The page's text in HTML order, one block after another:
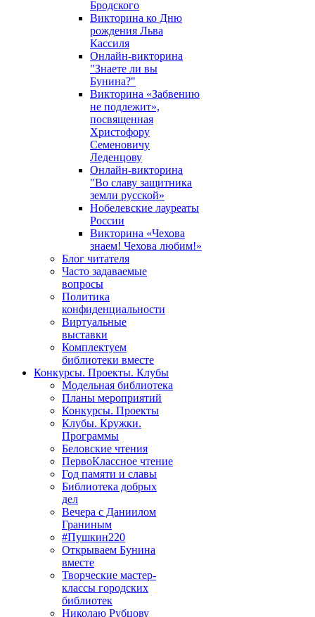
Бродского
Викторина ко Дню
рождения Льва
Кассиля
Онлайн-викторина
"Знаете ли вы
Бунина?"
Викторина «Забвению
не подлежит»,
посвященная
Христофору
Семеновичу
Леденцову
Онлайн-викторина
"Во славу защитника
земли русской»
Нобелевские лауреаты
России
Викторина «Чехова
знаем! Чехова любим!»
Блог читателя
Часто задаваемые
вопросы
Политика
конфиденциальности
Виртуальные
выставки
Комплектуем
библиотеки вместе
Конкурсы. Проекты. Клубы
Модельная библиотека
Планы мероприятий
Конкурсы. Проекты
Клубы. Кружки.
Программы
Беловские чтения
ПервоКлассное чтение
Год памяти и славы
Библиотека добрых
дел
Вечера с Даниилом
Граниным
#Пушкин220
Открываем Бунина
вместе
Творческие мастер-
классы городских
библиотек
Николаю Рубцову